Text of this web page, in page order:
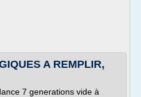
A REMPLIR,
7 generations vide à